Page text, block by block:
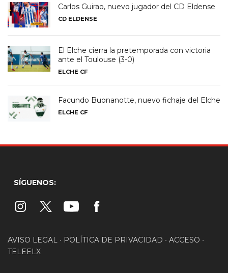
Carlos Guirao, nuevo jugador del CD Eldense
CD ELDENSE
El Elche cierra la pretemporada con victoria
ante el Toulouse (3-0)
ELCHE CF
Facundo Buonanotte, nuevo fichaje del Elche
ELCHE CF
SÍGUENOS:
AVISO LEGAL • POLÍTICA DE PRIVACIDAD • ACCESO •
TELEELX